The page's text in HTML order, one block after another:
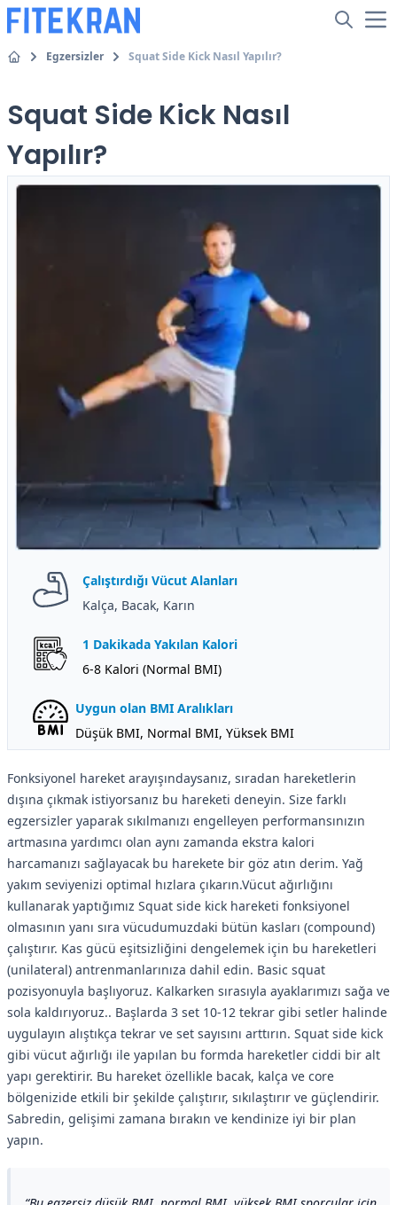
Egzersizler Squat Side Kick Nasıl Yapılır?
Squat Side Kick Nasıl
Yapılır?
Çalıştırdığı Vücut Alanları
Kalça, Bacak, Karın
1 Dakikada Yakılan Kalori
6-8 Kalori (Normal BMI)
Uygun olan BMI Aralıkları
Düşük BMI, Normal BMI, Yüksek BMI
Fonksiyonel hareket arayışındaysanız, sıradan hareketlerin
dışına çıkmak istiyorsanız bu hareketi deneyin. Size farklı
egzersizler yaparak sıkılmanızı engelleyen performansınızın
artmasına yardımcı olan aynı zamanda ekstra kalori
harcamanızı sağlayacak bu harekete bir göz atın derim. Yağ
yakım seviyenizi optimal hızlara çıkarın.Vücut ağırlığını
kullanarak yaptığımız Squat side kick hareketi fonksiyonel
olmasının yanı sıra vücudumuzdaki bütün kasları (compound)
çalıştırır. Kas gücü eşitsizliğini dengelemek için bu hareketleri
(unilateral) antrenmanlarınıza dahil edin. Basic squat
pozisyonuyla başlıyoruz. Kalkarken sırasıyla ayaklarımızı sağa ve
sola kaldırıyoruz.. Başlarda 3 set 10-12 tekrar gibi setler halinde
uygulayın alıştıkça tekrar ve set sayısını arttırın. Squat side kick
gibi vücut ağırlığı ile yapılan bu formda hareketler ciddi bir alt
yapı gerektirir. Bu hareket özellikle bacak, kalça ve core
bölgenizide etkili bir şekilde çalıştırır, sıkılaştırır ve güçlendirir.
Sabredin, gelişimi zamana bırakın ve kendinize iyi bir plan
yapın.